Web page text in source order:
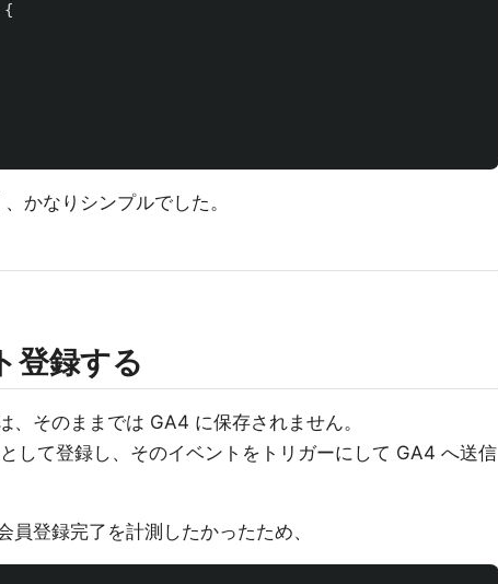
{
かなりシンプルでした。
登録する
そのままでは GA4 に保存されません。
して登録し、そのイベントをトリガーにして GA4 へ送信
登録完了を計測したかったため、